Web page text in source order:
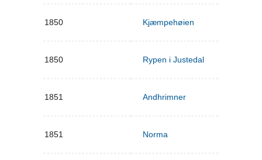
1850 Kjæmpehøien
1850 Rypen i Justedal
1851 Andhrimner
1851 Norma